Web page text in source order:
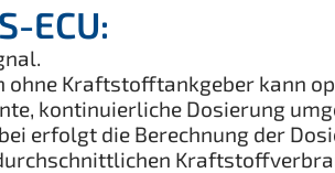
ECU:
ohne Kraftstofftankgeber kann
kontinuierliche Dosierung
erfolgt die Berechnung der